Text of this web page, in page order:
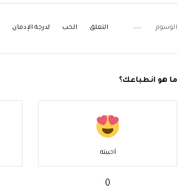
الوسوم التعلق الحب لدرجة الإدمان
ما هو انطباعك؟
أحببته
0